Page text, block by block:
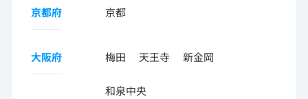
京都府 京都
大阪府 梅田 天王寺 新金岡
和泉中央